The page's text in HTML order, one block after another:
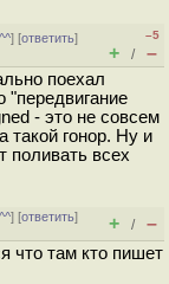
] [ответить]
–5
+ / –
поехал
"передвигание
- это не совсем
такой гонор. Ну и
поливать всех
] [ответить]
+ / –
что там кто пишет